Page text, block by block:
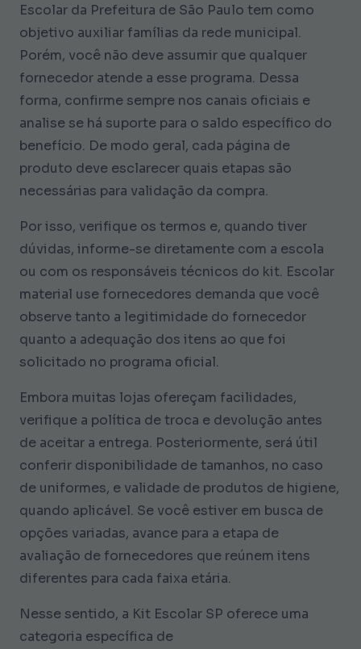
Escolar da Prefeitura de São Paulo tem como
objetivo auxiliar famílias da rede municipal.
Porém, você não deve assumir que qualquer
fornecedor atende a esse programa. Dessa
forma, confirme sempre nos canais oficiais e
analise se há suporte para o saldo específico do
benefício. De modo geral, cada página de
produto deve esclarecer quais etapas são
necessárias para validação da compra.
Por isso, verifique os termos e, quando tiver
dúvidas, informe-se diretamente com a escola
ou com os responsáveis técnicos do kit. Escolar
material use fornecedores demanda que você
observe tanto a legitimidade do fornecedor
quanto a adequação dos itens ao que foi
solicitado no programa oficial.
Embora muitas lojas ofereçam facilidades,
verifique a política de troca e devolução antes
de aceitar a entrega. Posteriormente, será útil
conferir disponibilidade de tamanhos, no caso
de uniformes, e validade de produtos de higiene,
quando aplicável. Se você estiver em busca de
opções variadas, avance para a etapa de
avaliação de fornecedores que reúnem itens
diferentes para cada faixa etária.
Nesse sentido, a Kit Escolar SP oferece uma
categoria específica de